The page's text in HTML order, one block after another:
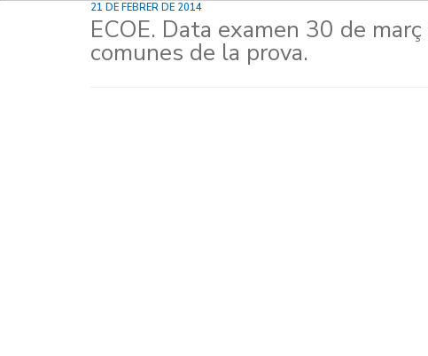
21 DE FEBRER DE 2014
ECOE. Data examen 30 de
comunes de la prova.